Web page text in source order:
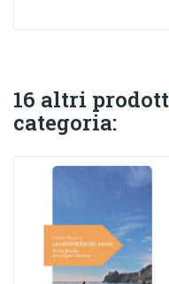
16 altri
categoria: